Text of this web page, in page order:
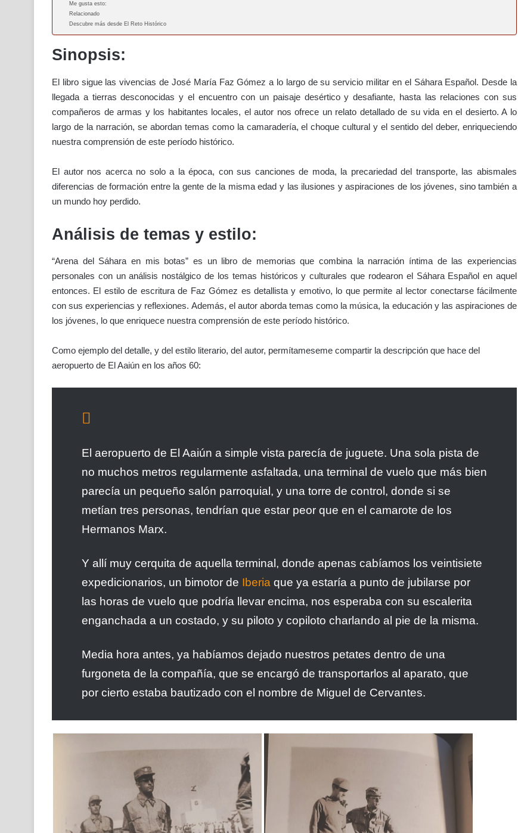
Me gusta esto:
Relacionado
Descubre más desde El Reto Histórico
Sinopsis:
El libro sigue las vivencias de José María Faz Gómez a lo largo de su servicio militar en el Sáhara Español. Desde la
llegada a tierras desconocidas y el encuentro con un paisaje desértico y desafiante, hasta las relaciones con sus
compañeros de armas y los habitantes locales, el autor nos ofrece un relato detallado de su vida en el desierto. A lo
largo de la narración, se abordan temas como la camaradería, el choque cultural y el sentido del deber, enriqueciendo
nuestra comprensión de este período histórico.
El autor nos acerca no solo a la época, con sus canciones de moda, la precariedad del transporte, las abismales
diferencias de formación entre la gente de la misma edad y las ilusiones y aspiraciones de los jóvenes, sino también a
un mundo hoy perdido.
Análisis de temas y estilo:
“Arena del Sáhara en mis botas” es un libro de memorias que combina la narración íntima de las experiencias
personales con un análisis nostálgico de los temas históricos y culturales que rodearon el Sáhara Español en aquel
entonces. El estilo de escritura de Faz Gómez es detallista y emotivo, lo que permite al lector conectarse fácilmente
con sus experiencias y reflexiones. Además, el autor aborda temas como la música, la educación y las aspiraciones de
los jóvenes, lo que enriquece nuestra comprensión de este período histórico.
Como ejemplo del detalle, y del estilo literario, del autor, permítameseme compartir la descripción que hace del
aeropuerto de El Aaiún en los años 60:
El aeropuerto de El Aaiún a simple vista parecía de juguete. Una sola pista de
no muchos metros regularmente asfaltada, una terminal de vuelo que más bien
parecía un pequeño salón parroquial, y una torre de control, donde si se
metían tres personas, tendrían que estar peor que en el camarote de los
Hermanos Marx.
Y allí muy cerquita de aquella terminal, donde apenas cabíamos los veintisiete
expedicionarios, un bimotor de Iberia que ya estaría a punto de jubilarse por
las horas de vuelo que podría llevar encima, nos esperaba con su escalerita
enganchada a un costado, y su piloto y copiloto charlando al pie de la misma.
Media hora antes, ya habíamos dejado nuestros petates dentro de una
furgoneta de la compañía, que se encargó de transportarlos al aparato, que
por cierto estaba bautizado con el nombre de Miguel de Cervantes.